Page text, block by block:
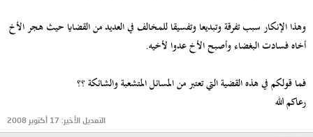
وهذا الإنكار سبب تفرقة وتبديعا وتفسيقا للمخالف في العديد من القضايا حيث هجر الأخ
أخاه فسادت البغضاء وأصبح الأخ عدوا لأخيه.
فما قولكم في هذه القضية التي تعتبر من المسائل المتشعبة والشائكة ؟؟
رعاكم الله
التعديل الأخير: 17 أكتوبر 2008